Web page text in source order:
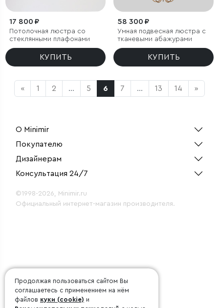
17 800 ₽
Потолочная люстра со
стеклянными плафонами
КУПИТЬ
58 300 ₽
Умная подвесная люстра с
тканевыми абажурами
КУПИТЬ
« 1 2 ... 5 6 7 ... 13 14 »
О Minimir
Покупателю
Дизайнерам
Консультация 24/7
©1998-2026, Minimir.ru
Официальный интернет-магазин производителя.
Продолжая пользоваться сайтом Вы
соглашаетесь с применением на нём
файлов куки (cookie) и